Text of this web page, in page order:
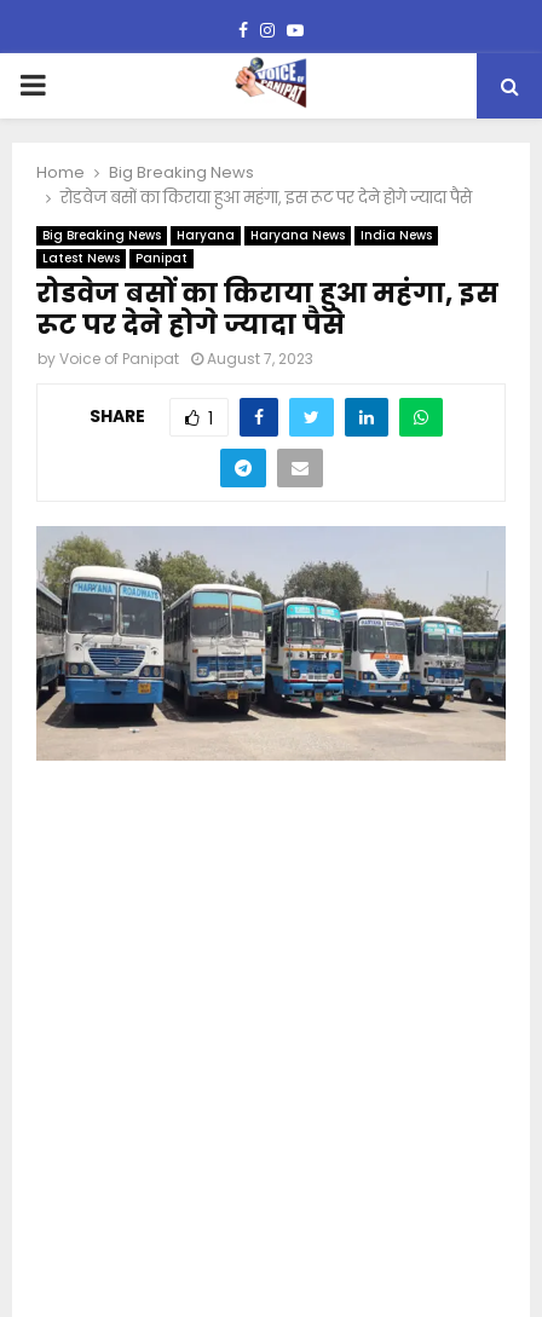
Facebook
Instagram
Youtube
PRIMARY
Home
Big Breaking News
रोडवेज बसों का किराया हुआ महंगा, इस रूट पर देने होगे ज्यादा पैसे
Big Breaking News Haryana Haryana News
India News
Latest News
Panipat
रोडवेज बसों का किराया हुआ महंगा, इस
रूट पर देने होगे ज्यादा पैसे
byVoice of Panipat August 7, 2023
SHARE 1